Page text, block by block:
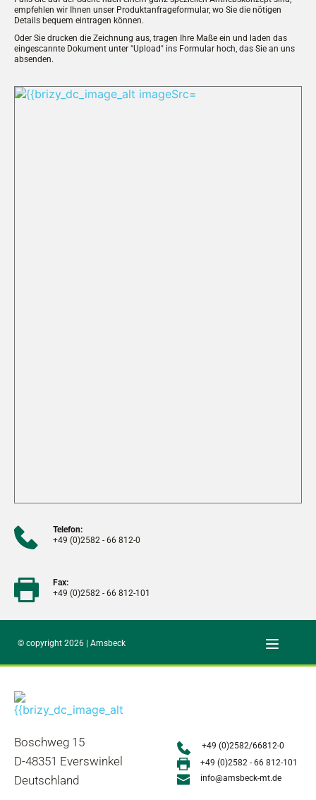
empfehlen wir Ihnen unser Produktanfrageformular, wo Sie die nötigen
Details bequem eintragen können.
Oder Sie drucken die Zeichnung aus, tragen Ihre Maße ein und laden das
eingescannte Dokument unter "Upload" ins Formular hoch, das Sie an uns
absenden.
Telefon:
+49 (0)2582 - 66 812-0
Fax:
+49 (0)2582 - 66 812-101
© copyright 2026 | Amsbeck
Boschweg 15
D-48351 Everswinkel
Deutschland
+49 (0)2582/66812-0
+49 (0)2582 - 66 812-101
info@amsbeck-mt.de